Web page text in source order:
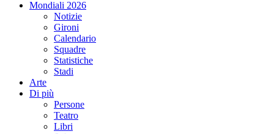
Mondiali 2026
Notizie
Gironi
Calendario
Squadre
Statistiche
Stadi
Arte
Di più
Persone
Teatro
Libri